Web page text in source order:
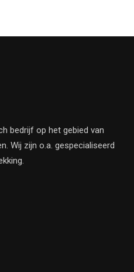
bedrijf op het gebied van
Wij zijn o.a. gespecialiseerd